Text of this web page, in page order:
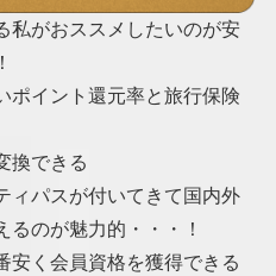
私がおススメしたいのが安
ポイント還元率と旅行保険
換できる
ィパスが付いてきて国内外
のが魅力的・・・！
安く会員資格を獲得できる